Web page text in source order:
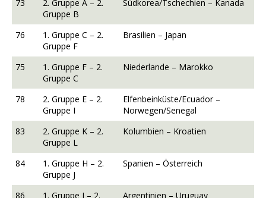
73
2. Gruppe A – 2.
Gruppe B
Südkorea/Tschechien – Kanada
76
1. Gruppe C – 2.
Gruppe F
Brasilien – Japan
75
1. Gruppe F – 2.
Gruppe C
Niederlande – Marokko
78
2. Gruppe E – 2.
Gruppe I
Elfenbeinküste/Ecuador –
Norwegen/Senegal
83
2. Gruppe K – 2.
Gruppe L
Kolumbien – Kroatien
84
1. Gruppe H – 2.
Gruppe J
Spanien – Österreich
86
1. Gruppe J – 2.
Argentinien – Uruguay